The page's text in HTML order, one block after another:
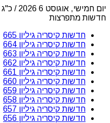
יום חמישי, אוגוסט 6 2026 / כ"ג אב התשפ"ו
חדשות מתפרצות
חדשות קיסריה גיליון 665
חדשות קיסריה גיליון 664
חדשות קיסריה גיליון 663
חדשות קיסריה גיליון 662
חדשות קיסריה גיליון 661
חדשות קיסריה גיליון 660
חדשות קיסריה גיליון 659
חדשות קיסריה גיליון 658
חדשות קיסריה גיליון 657
חדשות קיסריה גיליון 656